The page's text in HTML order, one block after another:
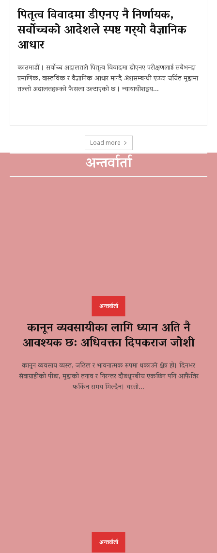
पितृत्व विवादमा डीएनए नै निर्णायक,
सर्वोच्चको आदेशले स्पष्ट गर्‍यो वैज्ञानिक
आधार
काठमाडौं । सर्वोच्च अदालतले पितृत्व विवादमा डीएनए परीक्षणलाई सबैभन्दा
प्रमाणिक, वास्तविक र वैज्ञानिक आधार मान्दै अंशसम्बन्धी एउटा चर्चित मुद्दामा
तल्लो अदालतहरूको फैसला उल्टाएको छ । न्यायाधीशद्वय...
Load more
अन्तर्वार्ता
अन्तर्वार्ता
कानून व्यवसायीका लागि ध्यान अति नै
आवश्यक छ: अधिवक्ता दिपकराज जोशी
कानून व्यवसाय व्यस्त, जटिल र भावनात्मक रूपमा थकाउने क्षेत्र हो। दिनभर
सेवाग्राहीको पीडा, मुद्दाको तनाव र निरन्तर दौडधूपबीच एकछिन पनि आफैंतिर
फर्किन समय मिल्दैन। यस्तो...
अन्तर्वार्ता